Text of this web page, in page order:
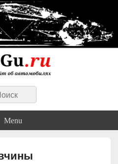
автомобилях
и надежного ремонта авто
Menu